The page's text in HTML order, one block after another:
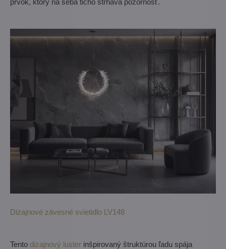
prvok, ktorý na seba ticho strháva pozornosť.
Dizajnové závesné svietidlo LV148
Tento dizajnový luster inšpirovaný štruktúrou ľadu spája